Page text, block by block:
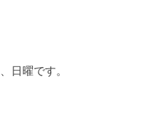
日曜です。